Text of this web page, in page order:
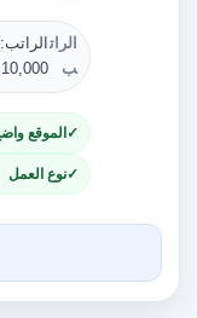
الرات
ب
10,000 جنيه (30 يوم عمل)
الموقع
نوع العمل